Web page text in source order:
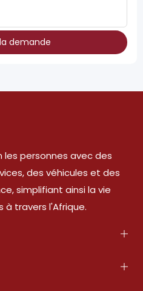
demande
personnes avec des
des véhicules et des
simplifiant ainsi la vie
travers l'Afrique.